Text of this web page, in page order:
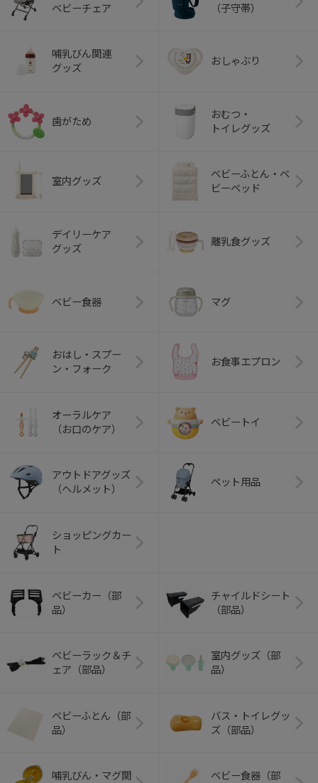
ベビーチェア （子守帯）
哺乳びん関連
グッズ
おしゃぶり
歯がため
おむつ・
トイレグッズ
室内グッズ
ベビーふとん・ベ
ビーベッド
デイリーケア
グッズ
離乳食グッズ
ベビー食器 マグ
おはし・スプー
ン・フォーク
お食事エプロン
オーラルケア
（お口のケア）
ベビートイ
アウトドアグッズ
（ヘルメット）
ペット用品
ショッピングカー
ト
ベビーカー（部
品）
チャイルドシート
（部品）
ベビーラック＆チ
ェア（部品）
室内グッズ（部
品）
ベビーふとん（部
品）
バス・トイレグッ
ズ（部品）
哺乳びん・マグ関
ベビー食器（部